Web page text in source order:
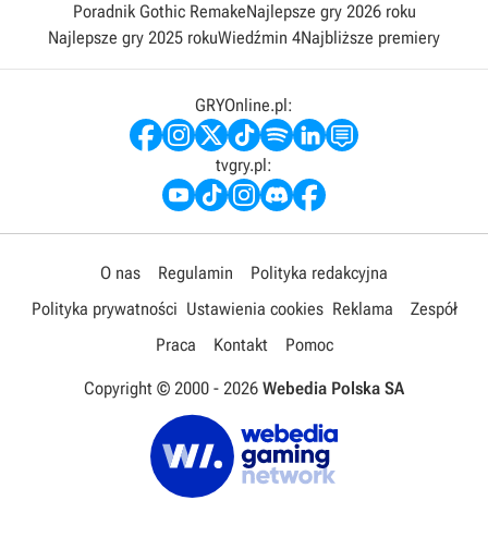
Poradnik Gothic RemakeNajlepsze gry 2026 roku
Najlepsze gry 2025 rokuWiedźmin 4Najbliższe premiery
GRYOnline.pl:
tvgry.pl:
O nas Regulamin
Polityka redakcyjna
Polityka prywatności Ustawienia cookies Reklama
Zespół
Praca
Kontakt Pomoc
Copyright © 2000 - 2026 Webedia Polska SA